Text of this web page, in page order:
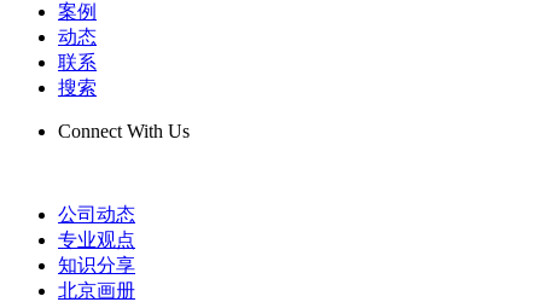
案例
动态
联系
搜索
Connect With Us
公司动态
专业观点
知识分享
北京画册